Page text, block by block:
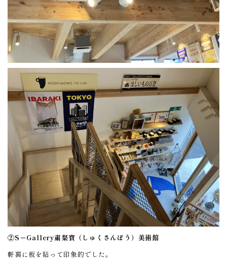
②S－Gallery粛粲寶（しゅくさんぽう）美術館
軒裏に板を貼って印象的でした。